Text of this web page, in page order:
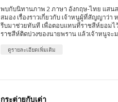
พบกับนิทานภาพ 2 ภาษา อังกฤษ-ไทย แสน
สมอง เรื่องราวเกี่ยวกับ เจ้าหนูผู้ที่สัญญาว่า
รีบมาช่วยทันที เพื่อตอบแทนที่ราชสีห์ยอมไ
ราชสีห์ติดบ่วงของนายพราน แล้วเจ้าหนูจ
ดูรายละเอียดเพิ่มเติม
กระต่ายกับเต่า